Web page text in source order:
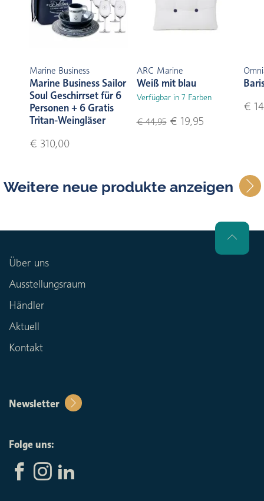
Marine Business
Marine Business Sailor
Soul Geschirrset für 6
Personen + 6 Gratis
Tritan-Weingläser
€ 310,00
ARC Marine
Weiß mit blau
Verfügbar in 7 Farben
€ 44,95€ 19,95
€
Weitere neue produkte anzeigen
Über uns
Ausstellungsraum
Händler
Aktuell
Kontakt
Newsletter
Folge uns: